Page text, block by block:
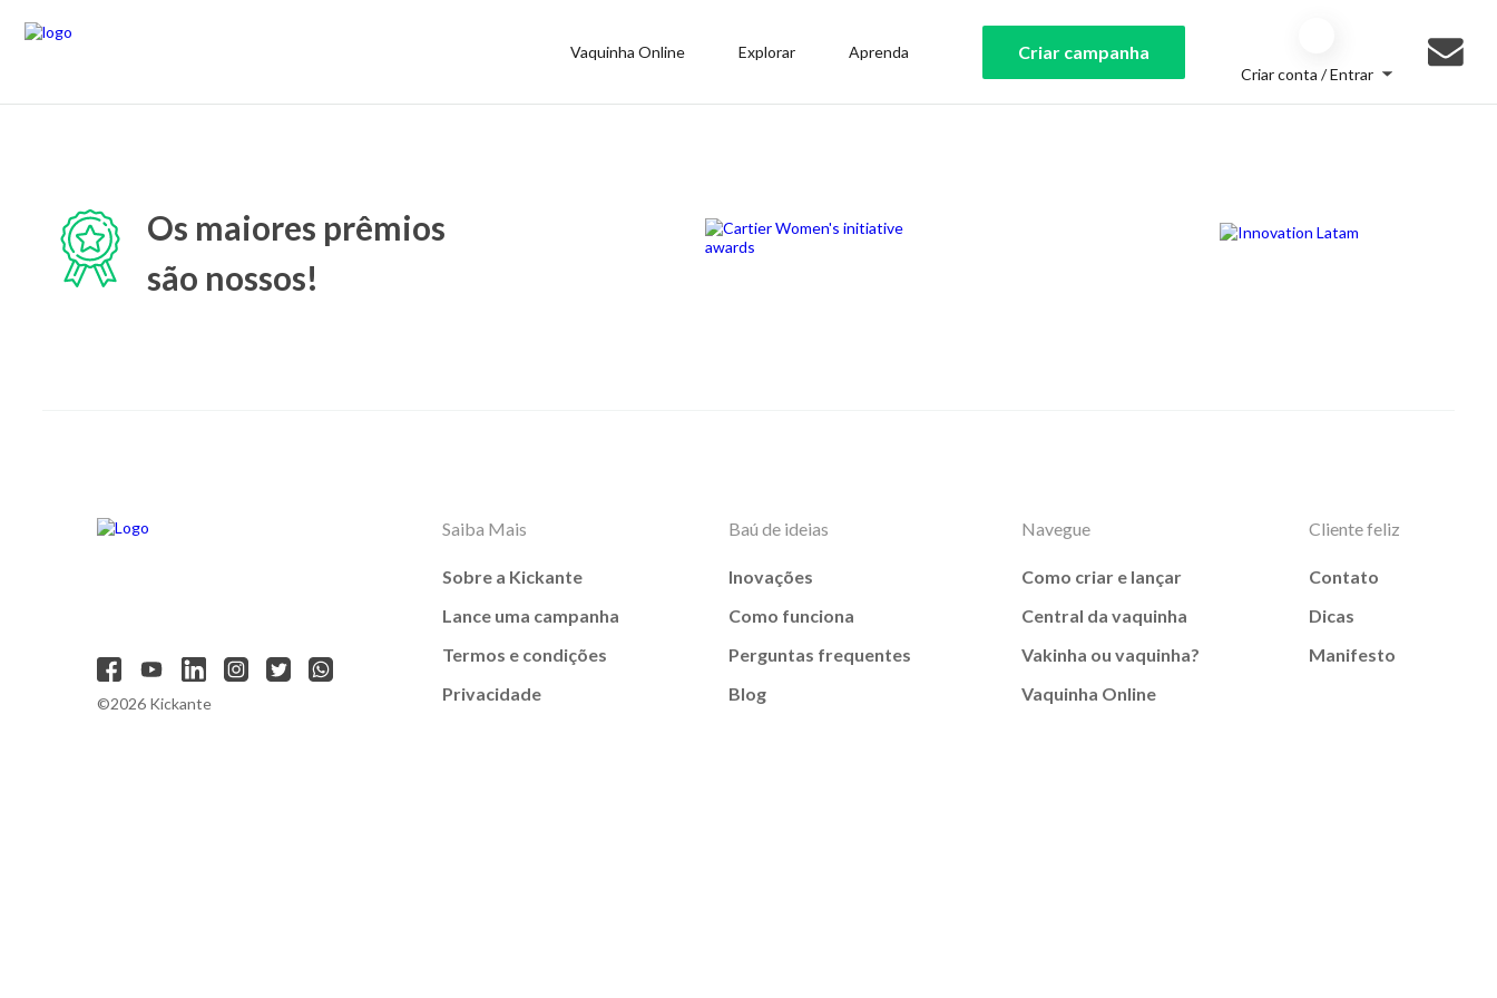
Vaquinha Online Explorar Aprenda Criar campanha
Criar conta / Entrar
Os maiores prêmios
são nossos!
©2026 Kickante
Saiba Mais
Sobre a Kickante
Lance uma campanha
Termos e condições
Privacidade
Baú de ideias
Inovações
Como funciona
Perguntas frequentes
Blog
Navegue
Como criar e lançar
Central da vaquinha
Vakinha ou vaquinha?
Vaquinha Online
Cliente feliz
Contato
Dicas
Manifesto